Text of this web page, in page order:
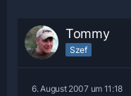
Tommy
Szef
6. August 2007 um 11:18